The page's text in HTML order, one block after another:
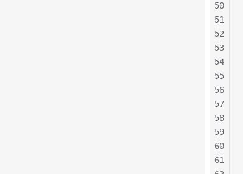
50
51
52
53
54
55
56
57
58
59
60
61